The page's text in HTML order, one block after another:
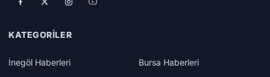
KATEGORILER
İnegöl Haberleri
Bursa Haberleri